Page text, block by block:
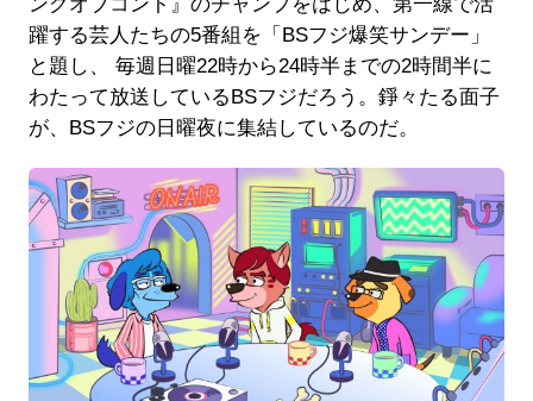
躍する芸人たちの5番組を「BSフジ爆笑サンデー」
と題し、 毎週日曜22時から24時半までの2時間半に
わたって放送しているBSフジだろう。錚々たる面子
が、BSフジの日曜夜に集結しているのだ。